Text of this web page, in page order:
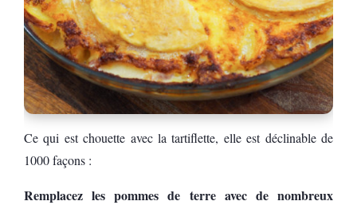
Ce qui est chouette avec la tartiflette, elle est déclinable de
1000 façons :
Remplacez les pommes de terre avec de nombreux